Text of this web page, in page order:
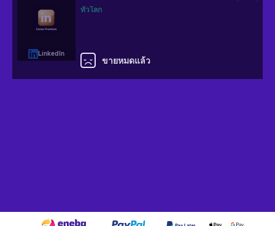
LinkedIn
ทั่วโลก
ขายหมดแล้ว